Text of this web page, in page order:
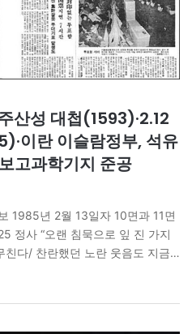
산성 대첩(1593)·2.12
이란 이슬람정부, 석유
고과학기지 준공
1985년 2월 13일자 10면과 11면
정사 “오랜 침묵으로 잎 진 가지
다/ 찬란했던 노란 웃음도 지금
딴다,/ 움쑥 떨어지는 붉은 살 자